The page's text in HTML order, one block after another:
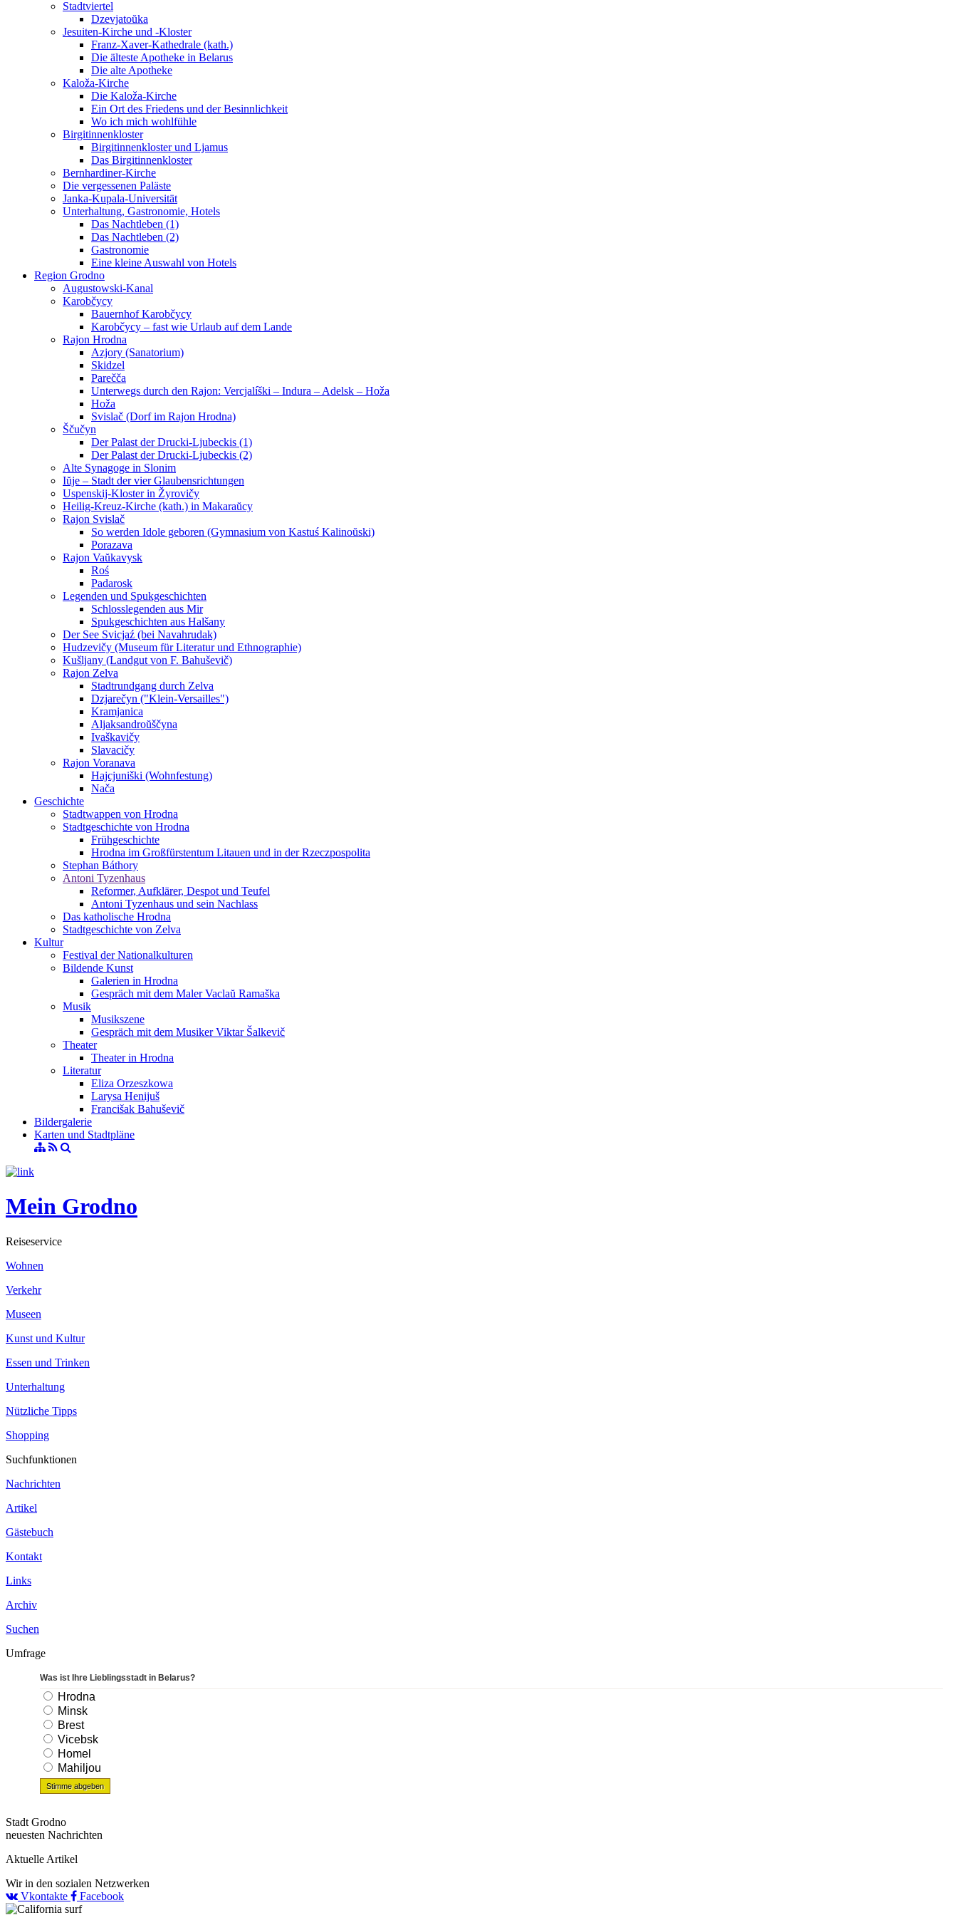
Stadtviertel
Dzevjatoŭka
Jesuiten-Kirche und -Kloster
Franz-Xaver-Kathedrale (kath.)
Die älteste Apotheke in Belarus
Die alte Apotheke
Kaloža-Kirche
Die Kaloža-Kirche
Ein Ort des Friedens und der Besinnlichkeit
Wo ich mich wohlfühle
Birgitinnenkloster
Birgitinnenkloster und Ljamus
Das Birgitinnenkloster
Bernhardiner-Kirche
Die vergessenen Paläste
Janka-Kupala-Universität
Unterhaltung, Gastronomie, Hotels
Das Nachtleben (1)
Das Nachtleben (2)
Gastronomie
Eine kleine Auswahl von Hotels
Region Grodno
Augustowski-Kanal
Karobčycy
Bauernhof Karobčycy
Karobčycy – fast wie Urlaub auf dem Lande
Rajon Hrodna
Azjory (Sanatorium)
Skidzel
Parečča
Unterwegs durch den Rajon: Vercjalíški – Indura – Adelsk – Hoža
Hoža
Svislač (Dorf im Rajon Hrodna)
Ščučyn
Der Palast der Drucki-Ljubeckis (1)
Der Palast der Drucki-Ljubeckis (2)
Alte Synagoge in Slonim
Iŭje – Stadt der vier Glaubensrichtungen
Uspenskij-Kloster in Žyrovičy
Heilig-Kreuz-Kirche (kath.) in Makaraŭcy
Rajon Svislač
So werden Idole geboren (Gymnasium von Kastuś Kalinoŭski)
Porazava
Rajon Vaŭkavysk
Roś
Padarosk
Legenden und Spukgeschichten
Schlosslegenden aus Mir
Spukgeschichten aus Halšany
Der See Svicjaź (bei Navahrudak)
Hudzevičy (Museum für Literatur und Ethnographie)
Kušljany (Landgut von F. Bahuševič)
Rajon Zelva
Stadtrundgang durch Zelva
Dzjarečyn ("Klein-Versailles")
Kramjanica
Aljaksandroŭščyna
Ivaškavičy
Slavacičy
Rajon Voranava
Hajcjuniški (Wohnfestung)
Nača
Geschichte
Stadtwappen von Hrodna
Stadtgeschichte von Hrodna
Frühgeschichte
Hrodna im Großfürstentum Litauen und in der Rzeczpospolita
Stephan Báthory
Antoni Tyzenhaus
Reformer, Aufklärer, Despot und Teufel
Antoni Tyzenhaus und sein Nachlass
Das katholische Hrodna
Stadtgeschichte von Zelva
Kultur
Festival der Nationalkulturen
Bildende Kunst
Galerien in Hrodna
Gespräch mit dem Maler Vaclaŭ Ramaška
Musik
Musikszene
Gespräch mit dem Musiker Viktar Šalkevič
Theater
Theater in Hrodna
Literatur
Eliza Orzeszkowa
Larysa Henijuš
Francišak Bahuševič
Bildergalerie
Karten und Stadtpläne
Mein Grodno
Reiseservice
Wohnen
Verkehr
Museen
Kunst und Kultur
Essen und Trinken
Unterhaltung
Nützliche Tipps
Shopping
Suchfunktionen
Nachrichten
Artikel
Gästebuch
Kontakt
Links
Archiv
Suchen
Umfrage
Was ist Ihre Lieblingsstadt in Belarus?
Hrodna
Minsk
Brest
Vicebsk
Homel
Mahiljou
Stadt Grodno
neuesten Nachrichten
Aktuelle Artikel
Wir in den sozialen Netzwerken
Vkontakte
Facebook